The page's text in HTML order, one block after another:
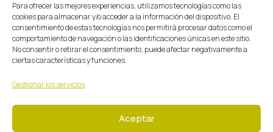
Para ofrecer las mejores experiencias, utilizamos tecnologías como las
cookies para almacenar y/o acceder a la información del dispositivo. El
consentimiento de estas tecnologías nos permitirá procesar datos como el
comportamiento de navegación o las identificaciones únicas en este sitio.
No consentir o retirar el consentimiento, puede afectar negativamente a
ciertas características y funciones.
Gestionar los servicios
Aceptar
Sociales